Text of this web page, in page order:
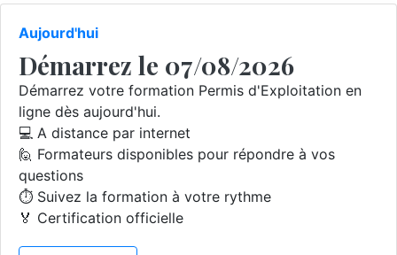
Aujourd'hui
Démarrez le 07/08/2026
Démarrez votre formation Permis d'Exploitation en
ligne dès aujourd'hui.
💻 A distance par internet
🙋 Formateurs disponibles pour répondre à vos
questions
⏱️ Suivez la formation à votre rythme
🏅 Certification officielle